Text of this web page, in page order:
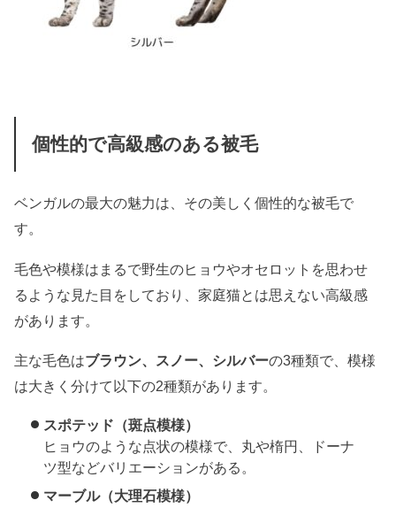
個性的で高級感のある被毛
ベンガルの最大の魅力は、その美しく個性的な被毛で
す。
毛色や模様はまるで野生のヒョウやオセロットを思わせ
るような見た目をしており、家庭猫とは思えない高級感
があります。
主な毛色はブラウン、スノー、シルバーの3種類で、模様
は大きく分けて以下の2種類があります。
スポテッド（斑点模様）
ヒョウのような点状の模様で、丸や楕円、ドーナ
ツ型などバリエーションがある。
マーブル（大理石模様）